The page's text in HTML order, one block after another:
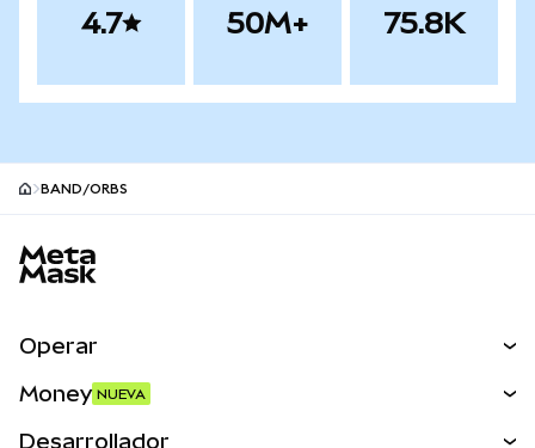
4.7 50M+ 75.8K
BAND/ORBS
Operar
Money NUEVA
Desarrollador